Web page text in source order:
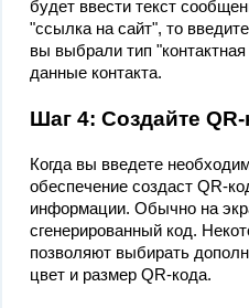
будет ввести текст
"ссылка на сайт", то
вы выбрали тип
данные контакта.
Шаг 4: Создайте
Когда вы введете
обеспечение создаст QR-
информации. Обычно на
сгенерированный код.
позволяют выбирать
цвет и размер QR-кода.